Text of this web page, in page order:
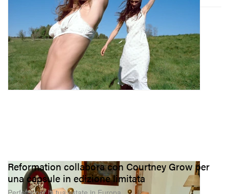
Reformation collabora con Courtney Grow per
una capsule in edizione limitata